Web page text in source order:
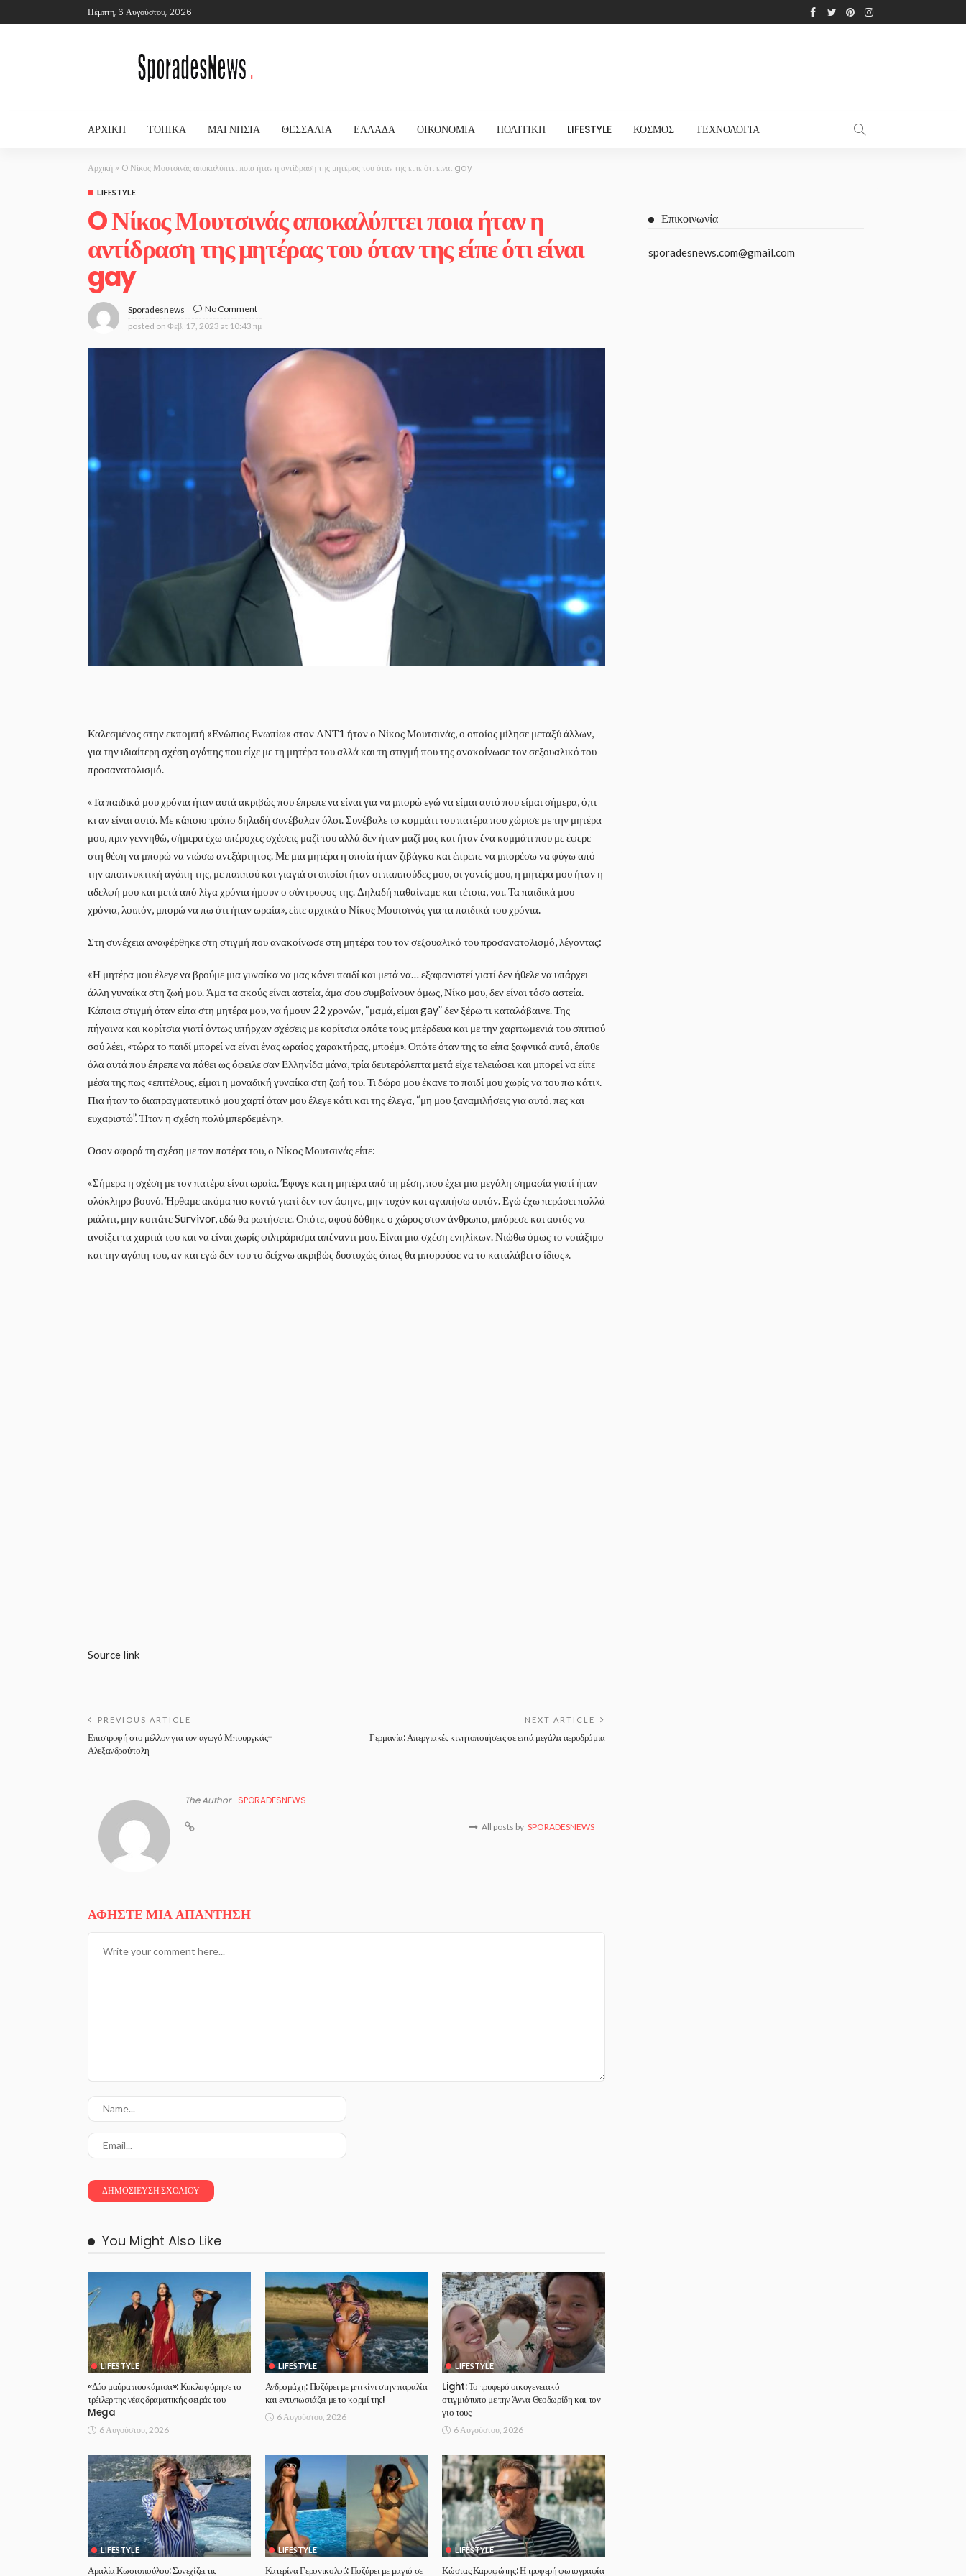
Πέμπτη, 6 Αυγούστου, 2026
ΑΡΧΙΚΉ ΤΟΠΙΚΆ ΜΑΓΝΗΣΊΑ ΘΕΣΣΑΛΊΑ ΕΛΛΆΔΑ ΟΙΚΟΝΟΜΊΑ ΠΟΛΙΤΙΚΉ LIFESTYLE ΚΌΣΜΟΣ ΤΕΧΝΟΛΟΓΊΑ
Αρχική » O Νίκος Μουτσινάς αποκαλύπτει ποια ήταν η αντίδραση της μητέρας του όταν της είπε ότι είναι gay
LIFESTYLE
O Νίκος Μουτσινάς αποκαλύπτει ποια ήταν η
αντίδραση της μητέρας του όταν της είπε ότι είναι
gay
Sporadesnews
No Comment
posted on Φεβ. 17, 2023 at 10:43 πμ
Καλεσμένος στην εκπομπή «Ενώπιος Ενωπίω» στον ΑΝΤ1 ήταν ο Νίκος Μουτσινάς, ο οποίος μίλησε μεταξύ άλλων,
για την ιδιαίτερη σχέση αγάπης που είχε με τη μητέρα του αλλά και τη στιγμή που της ανακοίνωσε τον σεξουαλικό του
προσανατολισμό.
«Τα παιδικά μου χρόνια ήταν αυτά ακριβώς που έπρεπε να είναι για να μπορώ εγώ να είμαι αυτό που είμαι σήμερα, ό,τι
κι αν είναι αυτό. Με κάποιο τρόπο δηλαδή συνέβαλαν όλοι. Συνέβαλε το κομμάτι του πατέρα που χώρισε με την μητέρα
μου, πριν γεννηθώ, σήμερα έχω υπέροχες σχέσεις μαζί του αλλά δεν ήταν μαζί μας και ήταν ένα κομμάτι που με έφερε
στη θέση να μπορώ να νιώσω ανεξάρτητος. Με μια μητέρα η οποία ήταν ζιβάγκο και έπρεπε να μπορέσω να φύγω από
την αποπνυκτική αγάπη της, με παππού και γιαγιά οι οποίοι ήταν οι παππούδες μου, οι γονείς μου, η μητέρα μου ήταν η
αδελφή μου και μετά από λίγα χρόνια ήμουν ο σύντροφος της. Δηλαδή παθαίναμε και τέτοια, ναι. Τα παιδικά μου
χρόνια, λοιπόν, μπορώ να πω ότι ήταν ωραία», είπε αρχικά ο Νίκος Μουτσινάς για τα παιδικά του χρόνια.
Στη συνέχεια αναφέρθηκε στη στιγμή που ανακοίνωσε στη μητέρα του τον σεξουαλικό του προσανατολισμό, λέγοντας:
«Η μητέρα μου έλεγε να βρούμε μια γυναίκα να μας κάνει παιδί και μετά να… εξαφανιστεί γιατί δεν ήθελε να υπάρχει
άλλη γυναίκα στη ζωή μου. Άμα τα ακούς είναι αστεία, άμα σου συμβαίνουν όμως, Νίκο μου, δεν είναι τόσο αστεία.
Κάποια στιγμή όταν είπα στη μητέρα μου, να ήμουν 22 χρονών, “μαμά, είμαι gay” δεν ξέρω τι καταλάβαινε. Της
πήγαινα και κορίτσια γιατί όντως υπήρχαν σχέσεις με κορίτσια οπότε τους μπέρδευα και με την χαριτωμενιά του σπιτιού
σού λέει, «τώρα το παιδί μπορεί να είναι ένας ωραίος χαρακτήρας, μποέμ». Οπότε όταν της το είπα ξαφνικά αυτό, έπαθε
όλα αυτά που έπρεπε να πάθει ως όφειλε σαν Ελληνίδα μάνα, τρία δευτερόλεπτα μετά είχε τελειώσει και μπορεί να είπε
μέσα της πως «επιτέλους, είμαι η μοναδική γυναίκα στη ζωή του. Τι δώρο μου έκανε το παιδί μου χωρίς να του πω κάτι».
Πια ήταν το διαπραγματευτικό μου χαρτί όταν μου έλεγε κάτι και της έλεγα, “μη μου ξαναμιλήσεις για αυτό, πες και
ευχαριστώ”. Ήταν η σχέση πολύ μπερδεμένη».
Οσον αφορά τη σχέση με τον πατέρα του, ο Νίκος Μουτσινάς είπε:
«Σήμερα η σχέση με τον πατέρα είναι ωραία. Έφυγε και η μητέρα από τη μέση, που έχει μια μεγάλη σημασία γιατί ήταν
ολόκληρο βουνό. Ήρθαμε ακόμα πιο κοντά γιατί δεν τον άφηνε, μην τυχόν και αγαπήσω αυτόν. Εγώ έχω περάσει πολλά
ριάλιτι, μην κοιτάτε Survivor, εδώ θα ρωτήσετε. Οπότε, αφού δόθηκε ο χώρος στον άνθρωπο, μπόρεσε και αυτός να
ανοίξει τα χαρτιά του και να είναι χωρίς φιλτράρισμα απέναντι μου. Είναι μια σχέση ενηλίκων. Νιώθω όμως το νοιάξιμο
και την αγάπη του, αν και εγώ δεν του το δείχνω ακριβώς δυστυχώς όπως θα μπορούσε να το καταλάβει ο ίδιος».
Source link
PREVIOUS ARTICLE
Επιστροφή στο μέλλον για τον αγωγό Μπουργκάς-
Αλεξανδρούπολη
NEXT ARTICLE
Γερμανία: Απεργιακές κινητοποιήσεις σε επτά μεγάλα αεροδρόμια
The Author SPORADESNEWS
All posts by SPORADESNEWS
ΑΦΉΣΤΕ ΜΙΑ ΑΠΆΝΤΗΣΗ
You Might Also Like
LIFESTYLE
«Δύο μαύρα πουκάμισα»: Κυκλοφόρησε το
τρέιλερ της νέας δραματικής σειράς του
Mega
6 Αυγούστου, 2026
LIFESTYLE
Ανδρομάχη: Ποζάρει με μπικίνι στην παραλία
και εντυπωσιάζει με το κορμί της!
6 Αυγούστου, 2026
LIFESTYLE
Light: Το τρυφερό οικογενειακό
στιγμιότυπο με την Άννα Θεοδωρίδη και τον
γιο τους
6 Αυγούστου, 2026
LIFESTYLE
Αμαλία Κωστοπούλου: Συνεχίζει τις
LIFESTYLE
Κατερίνα Γερονικολού: Ποζάρει με μαγιό σε
LIFESTYLE
Κώστας Καραφώτης: Η τρυφερή φωτογραφία
Επικοινωνία
sporadesnews.com@gmail.com